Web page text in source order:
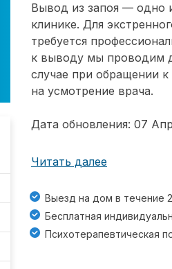
Вывод из запоя — одно
клинике. Для
требуется
к выводу мы проводим
случае при обращении
на усмотрение врача.
Дата обновления: 07
Читать далее
Выезд на дом в течение
Бесплатная
Психотерапевтическая